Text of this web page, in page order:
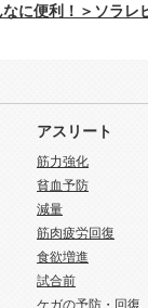
なに便利！＞ソラレ
アスリート
筋力強化
貧血予防
減量
筋肉疲労回復
食欲増進
試合前
ケガの予防・回復